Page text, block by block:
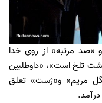
«صد مرتبه» از روی خدا
تلخ است»، «داوطلبین
گل مریم» و«ژست» تعلق